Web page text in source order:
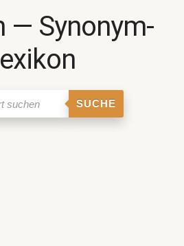
― Synonym-
SUCHE